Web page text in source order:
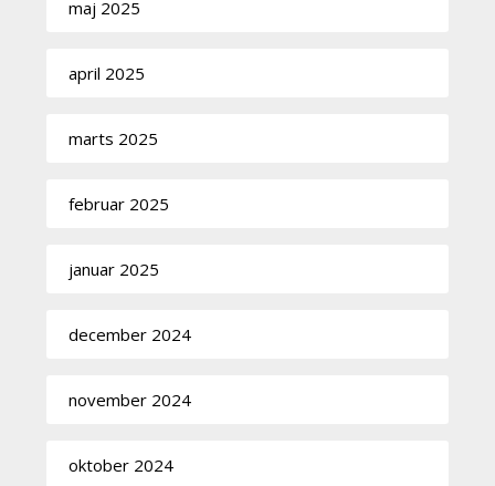
maj 2025
april 2025
marts 2025
februar 2025
januar 2025
december 2024
november 2024
oktober 2024